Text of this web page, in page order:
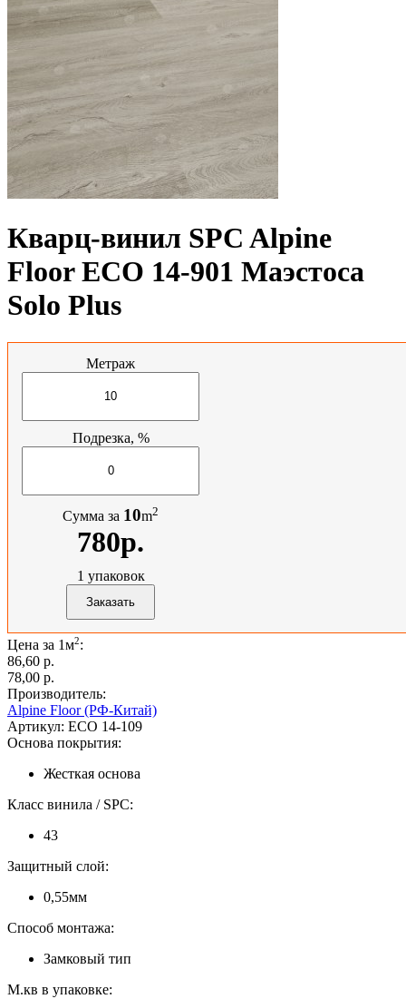
Кварц-винил SPC Alpine
Floor ЕСО 14-901 Маэстоса
Solo Plus
Метраж
Подрезка, %
Сумма за 10m2
780р.
1 упаковок
Цена за 1м2:
86,60 p.
78,00 p.
Производитель:
Alpine Floor (РФ-Китай)
Артикул: ECO 14-109
Основа покрытия:
Жесткая основа
Класс винила / SPC:
43
Защитный слой:
0,55мм
Способ монтажа:
Замковый тип
М.кв в упаковке: